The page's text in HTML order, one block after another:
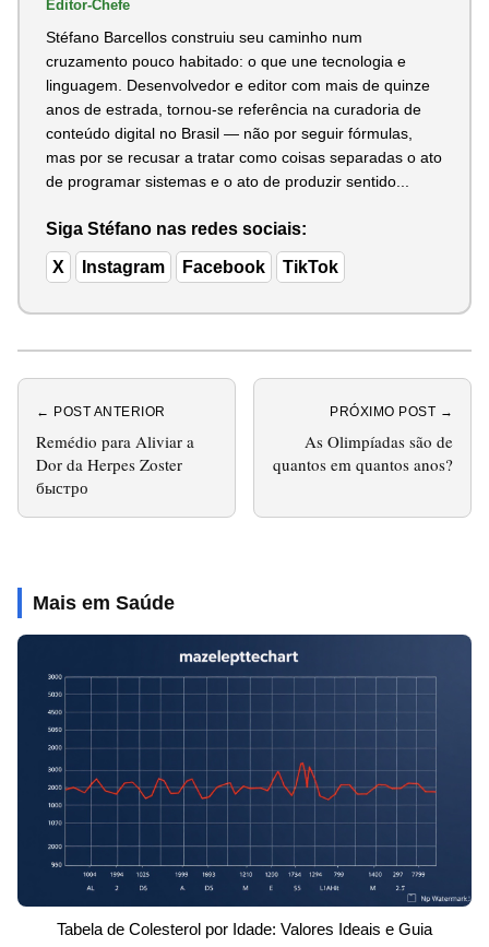
Editor-Chefe
Stéfano Barcellos construiu seu caminho num
cruzamento pouco habitado: o que une tecnologia e
linguagem. Desenvolvedor e editor com mais de quinze
anos de estrada, tornou-se referência na curadoria de
conteúdo digital no Brasil — não por seguir fórmulas,
mas por se recusar a tratar como coisas separadas o ato
de programar sistemas e o ato de produzir sentido...
Siga Stéfano nas redes sociais:
X Instagram Facebook TikTok
← POST ANTERIOR
Remédio para Aliviar a
Dor da Herpes Zoster
быстро
PRÓXIMO POST →
As Olimpíadas são de
quantos em quantos anos?
Mais em Saúde
Tabela de Colesterol por Idade: Valores Ideais e Guia